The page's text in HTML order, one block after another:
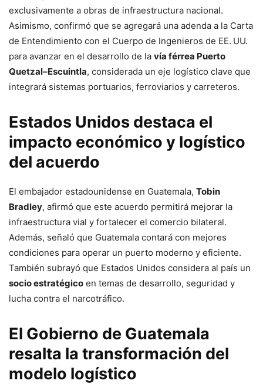
exclusivamente a obras de infraestructura nacional.
Asimismo, confirmó que se agregará una adenda a la Carta
de Entendimiento con el Cuerpo de Ingenieros de EE. UU.
para avanzar en el desarrollo de la vía férrea Puerto
Quetzal–Escuintla, considerada un eje logístico clave que
integrará sistemas portuarios, ferroviarios y carreteros.
Estados Unidos destaca el
impacto económico y logístico
del acuerdo
El embajador estadounidense en Guatemala, Tobin
Bradley, afirmó que este acuerdo permitirá mejorar la
infraestructura vial y fortalecer el comercio bilateral.
Además, señaló que Guatemala contará con mejores
condiciones para operar un puerto moderno y eficiente.
También subrayó que Estados Unidos considera al país un
socio estratégico en temas de desarrollo, seguridad y
lucha contra el narcotráfico.
El Gobierno de Guatemala
resalta la transformación del
modelo logístico